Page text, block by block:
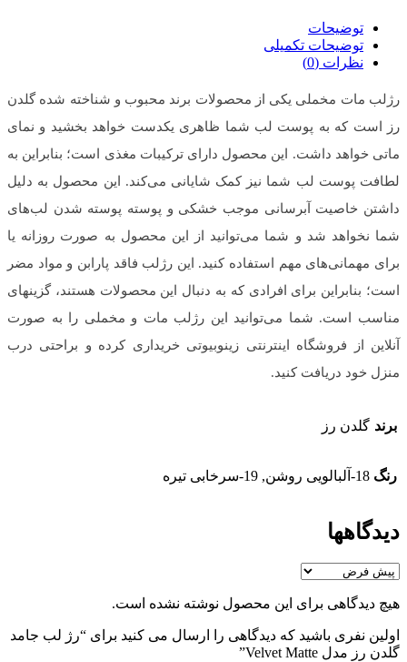
توضیحات
توضیحات تکمیلی
نظرات (0)
رژلب مات مخملی یکی از محصولات برند محبوب و شناخته شده گلدن
رز است که به پوست لب شما ظاهری یکدست خواهد بخشید و نمای
ماتی خواهد داشت. این محصول دارای ترکیبات مغذی است؛ بنابراین به
لطافت پوست لب شما نیز کمک شایانی می‌کند. این محصول به دلیل
داشتن خاصیت آبرسانی موجب خشکی و پوسته پوسته شدن لب‌های
شما نخواهد شد و شما می‌توانید از این محصول به صورت روزانه یا
برای مهمانی‌های مهم استفاده کنید. این رژلب فاقد پارابن و مواد مضر
است؛ بنابراین برای افرادی که به دنبال این محصولات هستند، گزینه‎ای
مناسب است. شما می‌توانید این رژلب مات و مخملی را به صورت
آنلاین از فروشگاه اینترنتی زینوبیوتی خریداری کرده و براحتی درب
منزل خود دریافت کنید.
برند گلدن رز
رنگ 18-آلبالویی روشن, 19-سرخابی تیره
دیدگاهها
هیچ دیدگاهی برای این محصول نوشته نشده است.
اولین نفری باشید که دیدگاهی را ارسال می کنید برای “رژ لب جامد
گلدن رز مدل Velvet Matte”